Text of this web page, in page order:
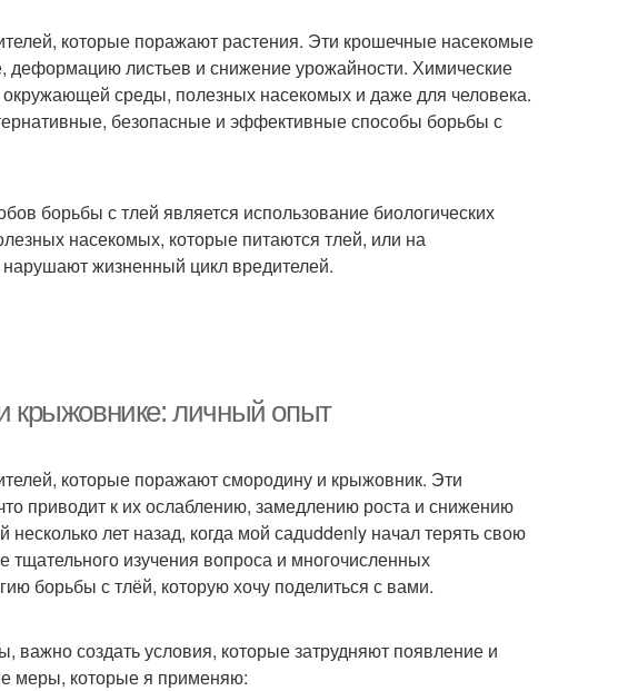
которые поражают растения. Эти крошечные насекомые
деформацию листьев и снижение урожайности. Химические
среды, полезных насекомых и даже для человека.
безопасные и эффективные способы борьбы с
борьбы с тлей является использование биологических
насекомых, которые питаются тлей, или на
жизненный цикл вредителей.
крыжовнике: личный опыт
которые поражают смородину и крыжовник. Эти
приводит к их ослаблению, замедлению роста и снижению
лет назад, когда мой садuddenly начал терять свою
тщательного изучения вопроса и многочисленных
борьбы с тлёй, которую хочу поделиться с вами.
важно создать условия, которые затрудняют появление и
меры, которые я применяю: